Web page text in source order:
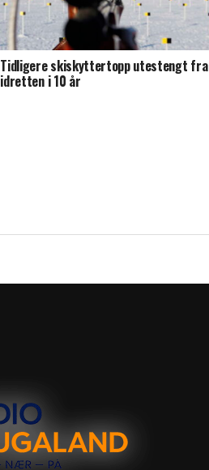
Tidligere skiskyttertopp utestengt fra
idretten i 10 år